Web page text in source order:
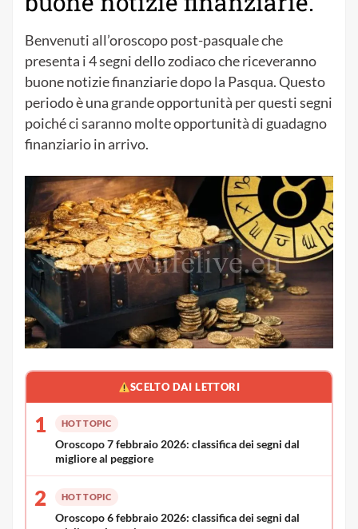
Benvenuti all’oroscopo post-pasquale che
presenta i 4 segni dello zodiaco che riceveranno
buone notizie finanziarie dopo la Pasqua. Questo
periodo è una grande opportunità per questi segni
poiché ci saranno molte opportunità di guadagno
finanziario in arrivo.
SCELTO DAI LETTORI
1 HOT TOPIC
Oroscopo 7 febbraio 2026: classifica dei segni dal
migliore al peggiore
2 HOT TOPIC
Oroscopo 6 febbraio 2026: classifica dei segni dal